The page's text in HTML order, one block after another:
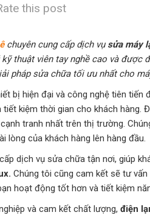
this post
chuyên cung cấp dịch vụ sửa máy
thuật viên tay nghề cao và được
pháp sửa chữa tối ưu nhất cho
bị hiện đại và công nghệ tiên
tiết kiệm thời gian cho khách
tranh nhất trên thị trường.
lòng của khách hàng lên hàng đầu.
dịch vụ sửa chữa tận nơi, giúp
Chúng tôi cũng cam kết sẽ tư
hoạt động tốt hơn và tiết kiệm
và cam kết chất lượng, điện